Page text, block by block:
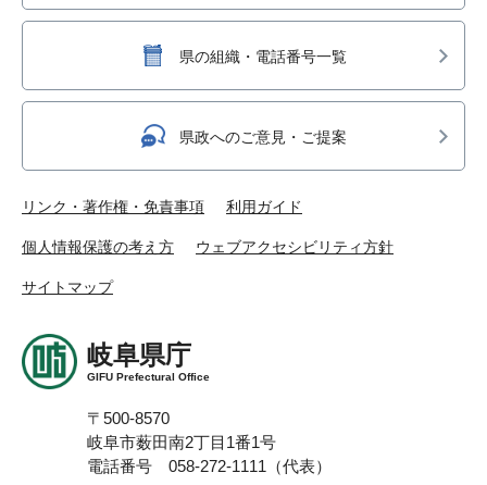
県の組織・電話番号一覧
県政へのご意見・ご提案
リンク・著作権・免責事項 利用ガイド
個人情報保護の考え方 ウェブアクセシビリティ方針
サイトマップ
岐阜県庁
GIFU Prefectural Office
〒500-8570
岐阜市薮田南2丁目1番1号
電話番号 058-272-1111（代表）